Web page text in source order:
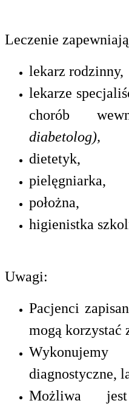
Leczenie
lekarz rodzinny,
lekarze
chorób
diabetolog),
dietetyk,
pielęgniarka,
położna,
higienistka
Uwagi:
Pacjenci
mogą korzystać
Wykonujemy
diagnostyczne,
Możliwa